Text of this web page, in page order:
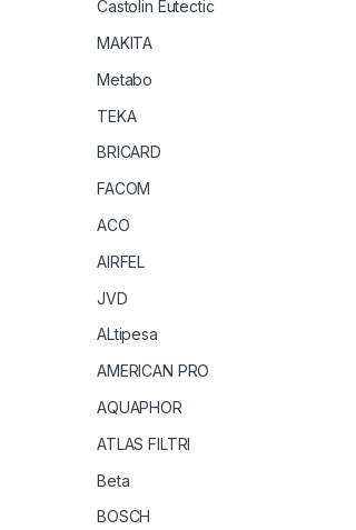
Castolin Eutectic
MAKITA
Metabo
TEKA
BRICARD
FACOM
ACO
AIRFEL
JVD
ALtipesa
AMERICAN PRO
AQUAPHOR
ATLAS FILTRI
Beta
BOSCH